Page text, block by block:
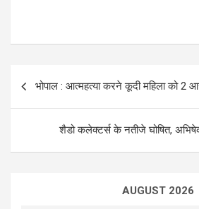
भोपाल : आत्महत्या करने कूदी महिला को 2
शैडो कलेक्टर्स के नतीजे घोषित,
AUGUST 2026